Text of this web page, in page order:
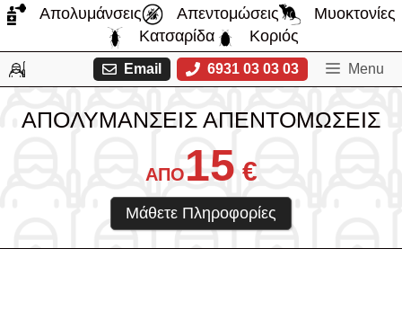
Μετάβαση
περιεχόμενο
Απολυμάνσεις Απεντομώσεις
Μυοκτονίες
Κατσαρίδα
Κοριός
Menu
Email 6931 03 03 03
ΑΠΟΛΥΜΑΝΣΕΙΣ ΑΠΕΝΤΟΜΩΣΕΙΣ
ΑΠΟ15 €
Μάθετε Πληροφορίες